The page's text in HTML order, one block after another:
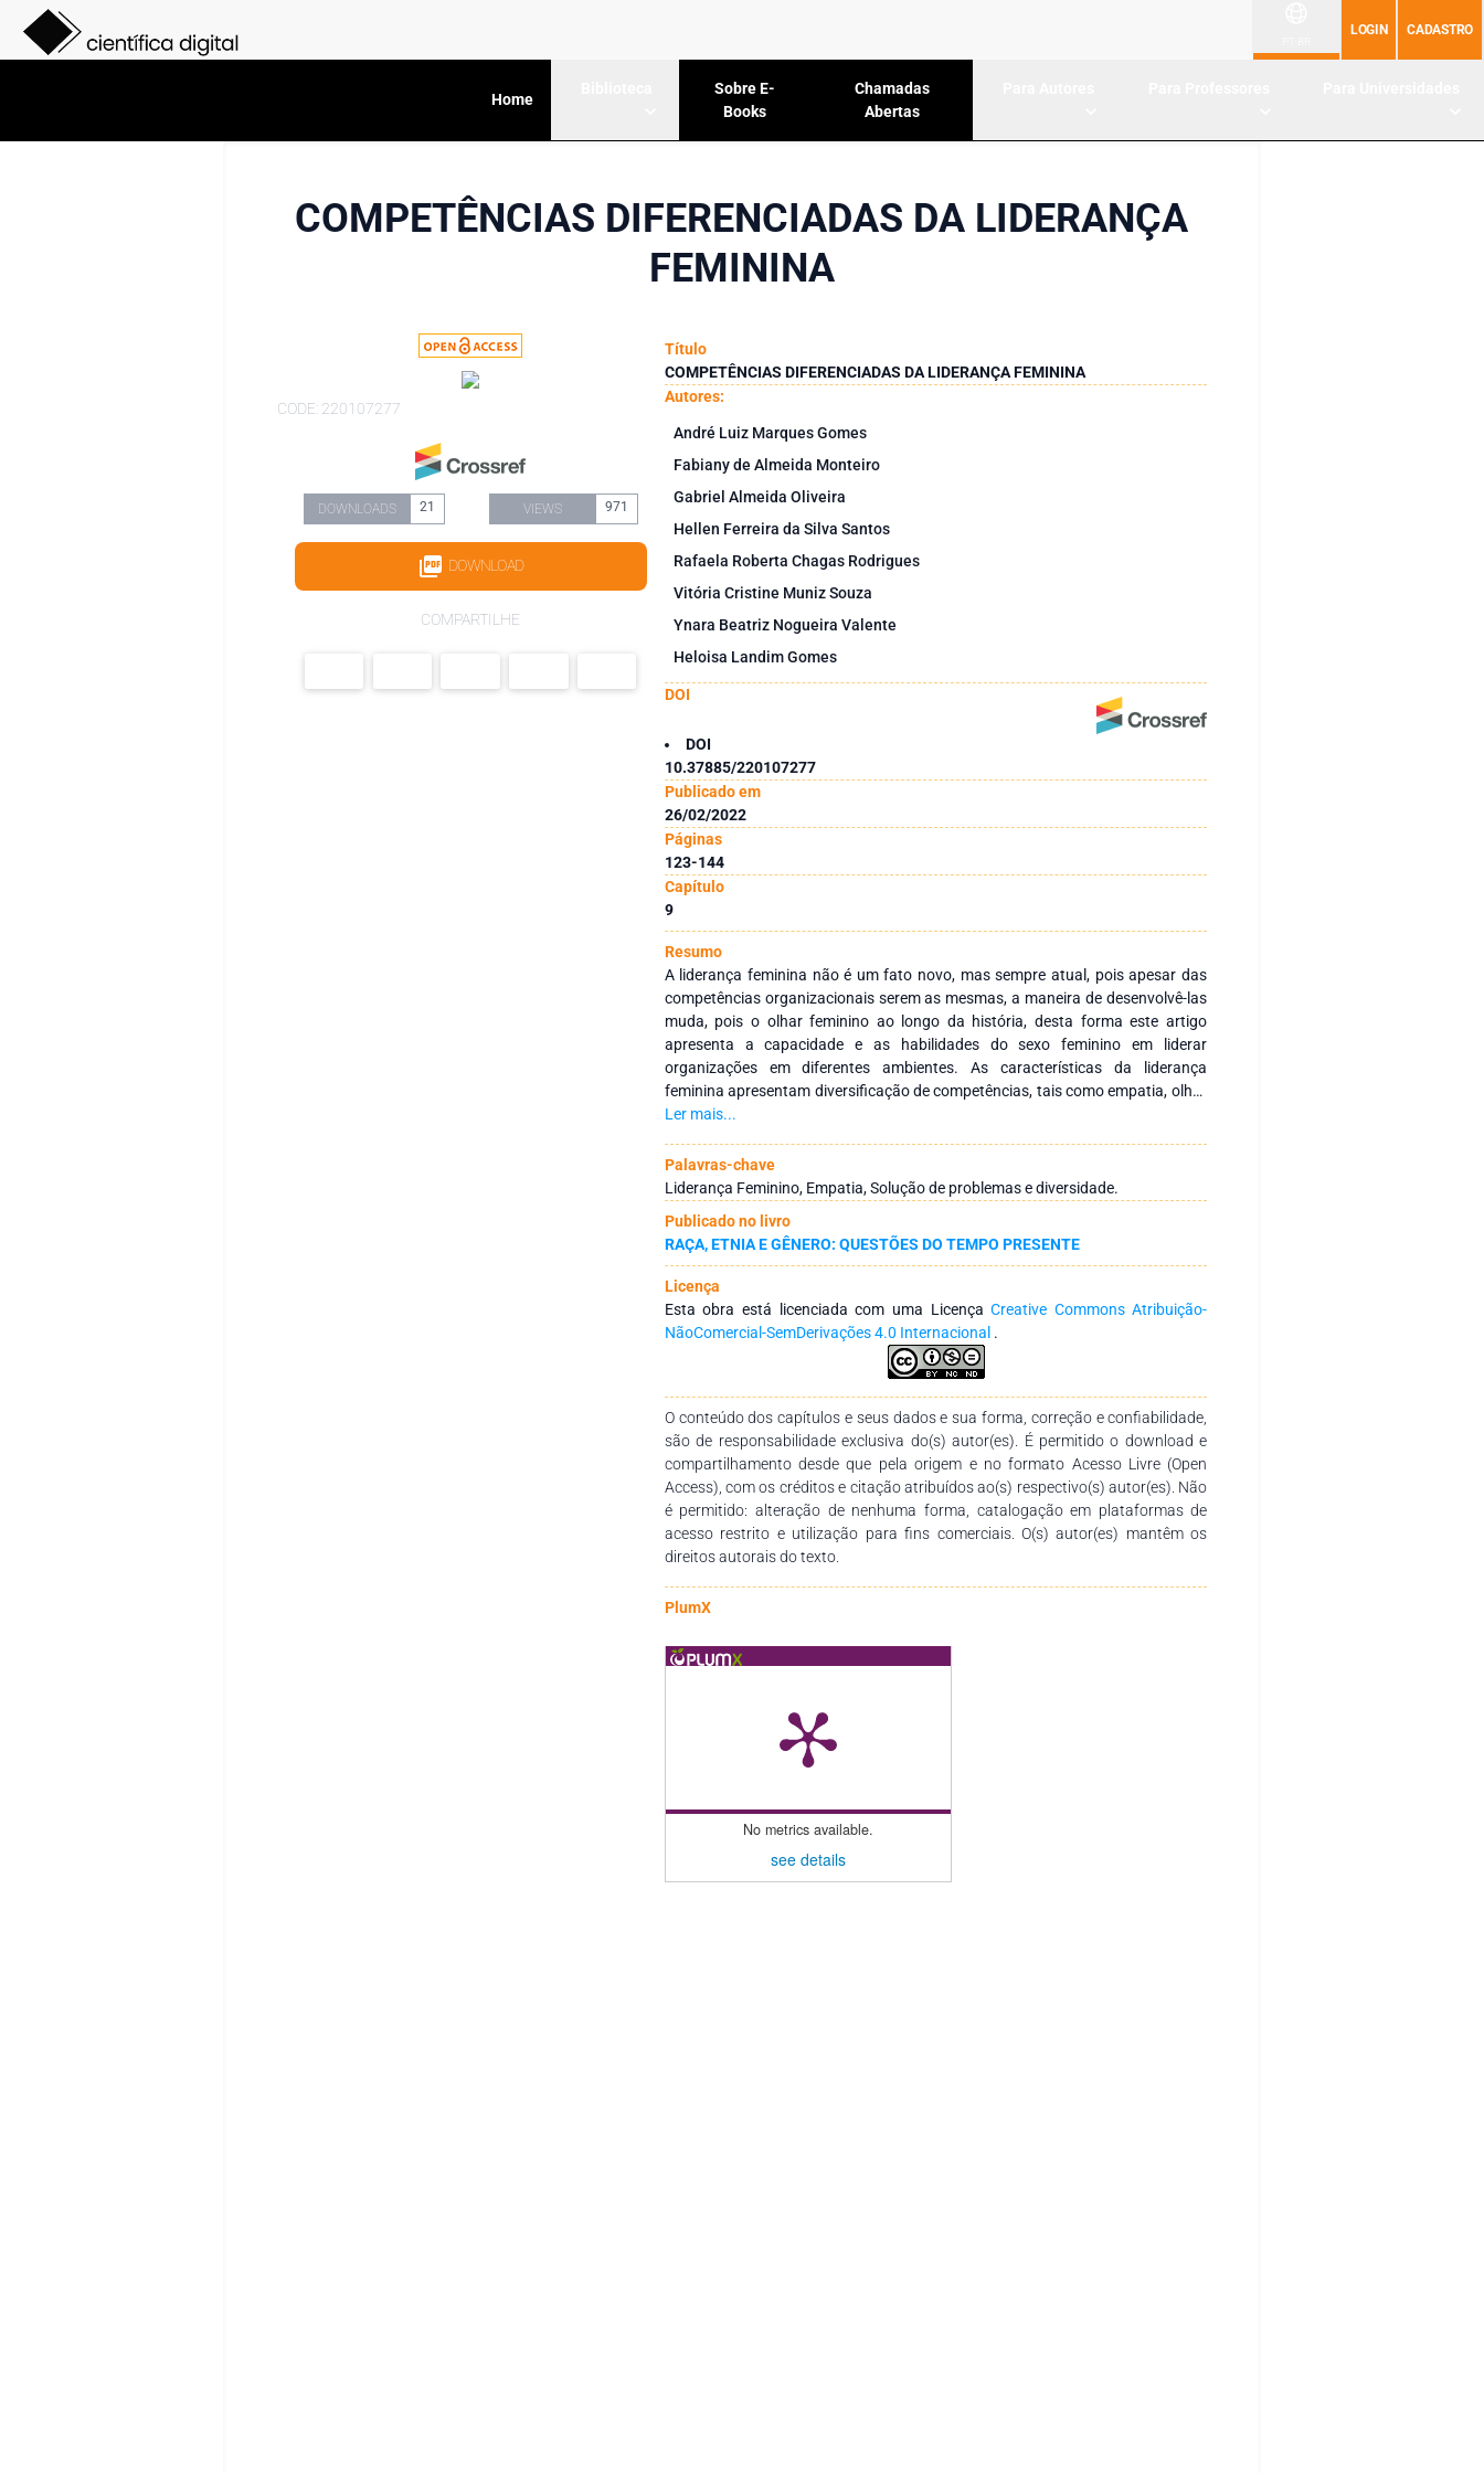
LOGIN CADASTRO
Home
Sobre E-
Books
Chamadas
Abertas
COMPETÊNCIAS DIFERENCIADAS DA LIDERANÇA
FEMININA
CODE: 220107277
DOWNLOADS 21 VIEWS 971
DOWNLOAD
COMPARTILHE
Título
COMPETÊNCIAS DIFERENCIADAS DA LIDERANÇA FEMININA
Autores:
André Luiz Marques Gomes
Fabiany de Almeida Monteiro
Gabriel Almeida Oliveira
Hellen Ferreira da Silva Santos
Rafaela Roberta Chagas Rodrigues
Vitória Cristine Muniz Souza
Ynara Beatriz Nogueira Valente
Heloisa Landim Gomes
DOI
DOI
10.37885/220107277
Publicado em
26/02/2022
Páginas
123-144
Capítulo
9
Resumo
A liderança feminina não é um fato novo, mas sempre atual, pois apesar das
competências organizacionais serem as mesmas, a maneira de desenvolvê-las
muda, pois o olhar feminino ao longo da história, desta forma este artigo
apresenta a capacidade e as habilidades do sexo feminino em liderar
organizações em diferentes ambientes. As características da liderança
feminina apresentam diversificação de competências, tais como empatia, olhar
diferenciada para o problema e sua solução, além de elevar o relacionamento
Ler mais...
Palavras-chave
Liderança Feminino, Empatia, Solução de problemas e diversidade.
Publicado no livro
RAÇA, ETNIA E GÊNERO: QUESTÕES DO TEMPO PRESENTE
Licença
Esta obra está licenciada com uma LicençaCreative Commons Atribuição-
NãoComercial-SemDerivações 4.0 Internacional .
O conteúdo dos capítulos e seus dados e sua forma, correção e confiabilidade,
são de responsabilidade exclusiva do(s) autor(es). É permitido o download e
compartilhamento desde que pela origem e no formato Acesso Livre (Open
Access), com os créditos e citação atribuídos ao(s) respectivo(s) autor(es). Não
é permitido: alteração de nenhuma forma, catalogação em plataformas de
acesso restrito e utilização para fins comerciais. O(s) autor(es) mantêm os
direitos autorais do texto.
PlumX
No metrics available.
see details